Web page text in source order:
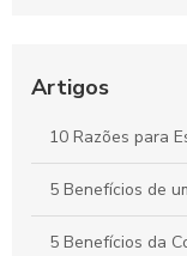
Precisa Saber
Contabilidade
Organizar Finanças
Como a
Financeira da Sua
Artigos
10 Razões para
5 Benefícios de
5 Benefícios da